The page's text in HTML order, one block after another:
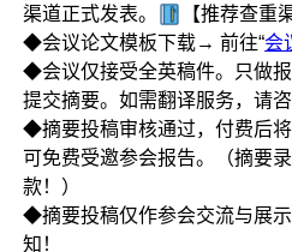
渠道正式发表。
【推荐查重
◆会议论文模板下载→ 前往“会
◆会议仅接受全英稿件。只做
提交摘要。如需翻译服务，请
◆摘要投稿审核通过，付费后
可免费受邀参会报告。（摘要
款！）
◆摘要投稿仅作参会交流与展
知！